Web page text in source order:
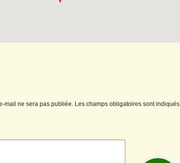
mail ne sera pas publiée. Les champs obligatoires sont indiqués